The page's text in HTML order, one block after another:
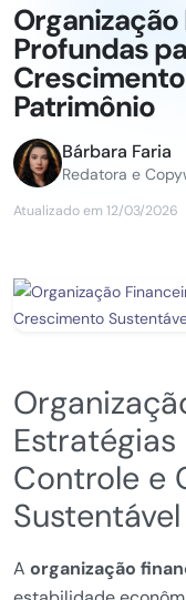
Profundas
Patrimônio
Bárbara Faria
Redatora e
Atualizado em 12/03/2026
Controle e
A organização